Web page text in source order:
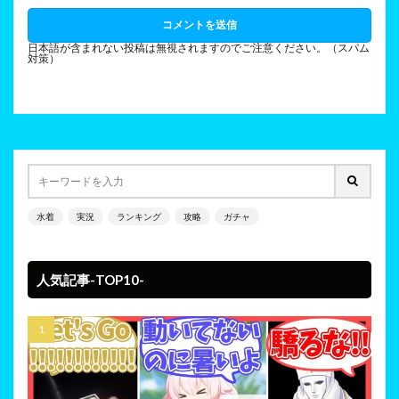
日本語が含まれない投稿は無視されますのでご注意ください。（スパム
対策）
水着 実況 ランキング 攻略 ガチャ
人気記事-TOP10-